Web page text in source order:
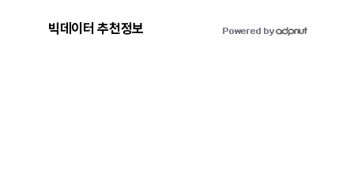
빅데이터 추천정보